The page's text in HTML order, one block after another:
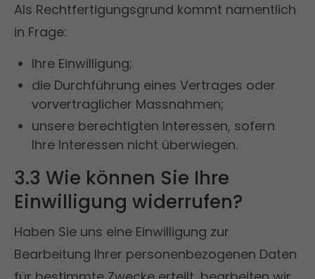
Als Rechtfertigungsgrund kommt namentlich
in Frage:
Ihre Einwilligung;
die Durchführung eines Vertrages oder
vorvertraglicher Massnahmen;
unsere berechtigten Interessen, sofern
Ihre Interessen nicht überwiegen.
3.3 Wie können Sie Ihre
Einwilligung widerrufen?
Haben Sie uns eine Einwilligung zur
Bearbeitung Ihrer personenbezogenen Daten